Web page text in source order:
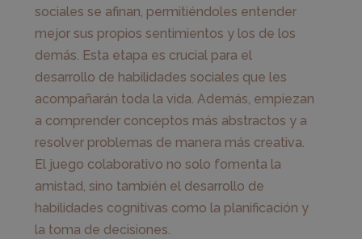
sociales se afinan, permitiéndoles entender
mejor sus propios sentimientos y los de los
demás. Esta etapa es crucial para el
desarrollo de habilidades sociales que les
acompañarán toda la vida. Además, empiezan
a comprender conceptos más abstractos y a
resolver problemas de manera más creativa.
El juego colaborativo no solo fomenta la
amistad, sino también el desarrollo de
habilidades cognitivas como la planificación y
la toma de decisiones.